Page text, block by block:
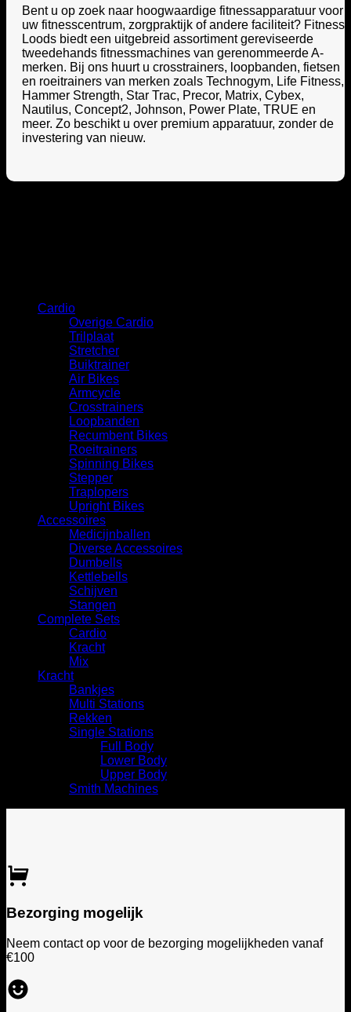
Bent u op zoek naar hoogwaardige fitnessapparatuur voor
uw fitnesscentrum, zorgpraktijk of andere faciliteit? Fitness
Loods biedt een uitgebreid assortiment gereviseerde
tweedehands fitnessmachines van gerenommeerde A-
merken. Bij ons huurt u crosstrainers, loopbanden, fietsen
en roeitrainers van merken zoals Technogym, Life Fitness,
Hammer Strength, Star Trac, Precor, Matrix, Cybex,
Nautilus, Concept2, Johnson, Power Plate, TRUE en
meer. Zo beschikt u over premium apparatuur, zonder de
investering van nieuw.
Cardio
Overige Cardio
Trilplaat
Stretcher
Buiktrainer
Air Bikes
Armcycle
Crosstrainers
Loopbanden
Recumbent Bikes
Roeitrainers
Spinning Bikes
Stepper
Traplopers
Upright Bikes
Accessoires
Medicijnballen
Diverse Accessoires
⁠Dumbells
Kettlebells
⁠Schijven
Stangen
Complete Sets
Cardio
⁠Kracht
Mix
Kracht
Bankjes
Multi Stations
Rekken
Single Stations
Full Body
Lower Body
Upper Body
Smith Machines
Bezorging mogelijk
Neem contact op voor de bezorging mogelijkheden vanaf
€100